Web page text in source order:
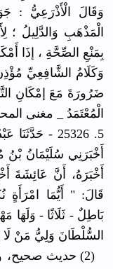
وَقَالَ الْأَذْرَعِيُّ :
الْمَذْهَبِ وَالدَّلِيلُ
بِمَنْعِ الصِّحَّةِ ، إذَا
وَكَلَامُ الشَّافِعِيِّ
ضَرُورَةَ مَعَ إمْكَانِ
الْمُعْتَمَدُ _ مغنى
5. 25326 -
أَخْبَرَنِي سُلَيْمَانُ
أَخْبَرَهُ، أَنَّ عَائِشَةَ
بَاطِلٌ - ثَلَاثًا - وَلَهَا
السُّلْطَانَ وَلِيُّ مَنْ لَا
(2) حديث